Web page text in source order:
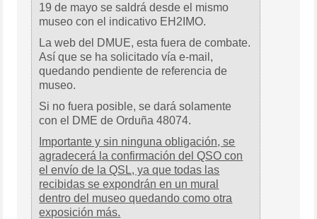
19 de mayo se saldrá desde el mismo
museo con el indicativo EH2IMO.
La web del DMUE, esta fuera de combate.
Así que se ha solicitado vía e-mail,
quedando pendiente de referencia de
museo.
Si no fuera posible, se dará solamente
con el DME de Orduña 48074.
Importante y sin ninguna obligación, se
agradecerá la confirmación del QSO con
el envío de la QSL, ya que todas las
recibidas se expondrán en un mural
dentro del museo quedando como otra
exposición más.